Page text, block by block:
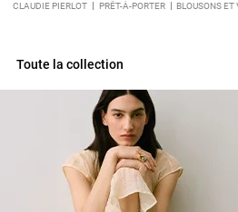
CLAUDIE PIERLOT PRÊT-À-PORTER BLOUSONS ET
Toute la collection